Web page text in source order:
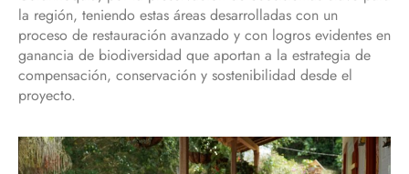
la región, teniendo estas áreas desarrolladas con un
proceso de restauración avanzado y con logros evidentes en
ganancia de biodiversidad que aportan a la estrategia de
compensación, conservación y sostenibilidad desde el
proyecto.